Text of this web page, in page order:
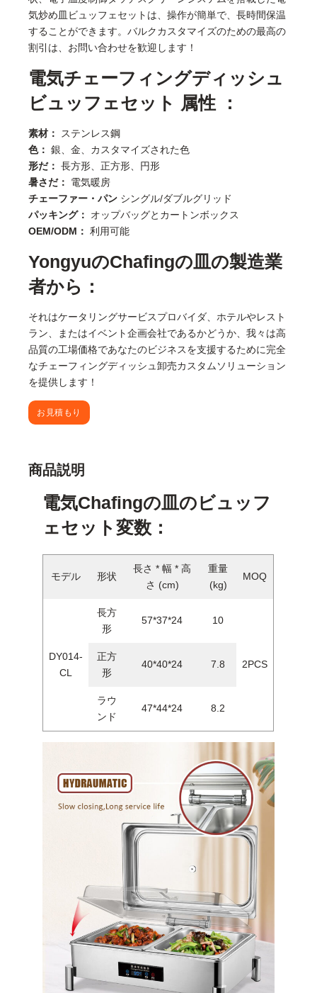
気炒め皿ビュッフェセットは、操作が簡単で、長時間保温
することができます。バルクカスタマイズのための最高の
割引は、お問い合わせを歓迎します！
電気チェーフィングディッシュ
ビュッフェセット 属性 ：
素材： ステンレス鋼
色：銀、金、カスタマイズされた色
形だ：長方形、正方形、円形
暑さだ： 電気暖房
チェーファー・パン シングル/ダブルグリッド
パッキング： オップバッグとカートンボックス
OEM/ODM：利用可能
YongyuのChafingの皿の製造業
者から：
それはケータリングサービスプロバイダ、ホテルやレスト
ラン、またはイベント企画会社であるかどうか、我々は高
品質の工場価格であなたのビジネスを支援するために完全
なチェーフィングディッシュ卸売カスタムソリューション
を提供します！
お見積もり
商品説明
電気Chafingの皿のビュッフ
ェセット変数：
モデル 形状
長さ * 幅 * 高
さ (cm)
重量
(kg)
MOQ
DY014-
CL
長方
形
57*37*24 10
2PCS
正方
形
40*40*24 7.8
ラウ
ンド
47*44*24 8.2